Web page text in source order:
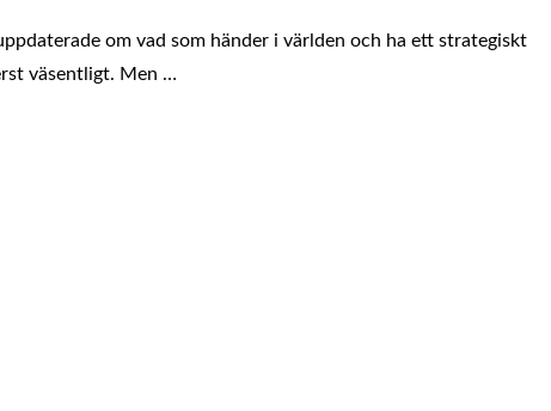
om vad som händer i världen och ha ett strategiskt
väsentligt. Men …